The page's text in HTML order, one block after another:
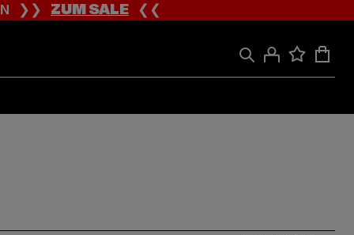
❯❯ZUM SALE❮❮